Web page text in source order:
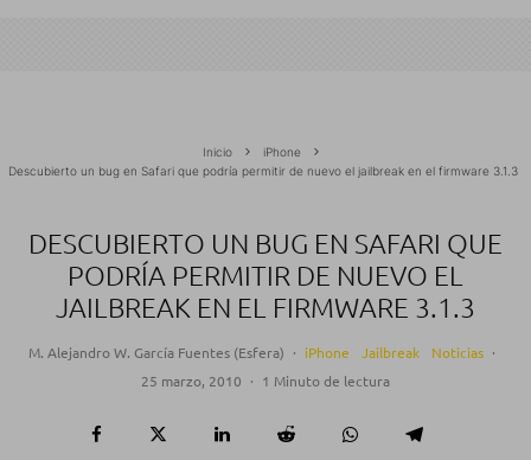
Inicio
iPhone
Descubierto un bug en Safari que podría permitir de nuevo el jailbreak en el firmware 3.1.3
DESCUBIERTO UN BUG EN SAFARI QUE
PODRÍA PERMITIR DE NUEVO EL
JAILBREAK EN EL FIRMWARE 3.1.3
M. Alejandro W. García Fuentes (Esfera) · iPhone Jailbreak Noticias ·
25 marzo, 2010 · 1 Minuto de lectura